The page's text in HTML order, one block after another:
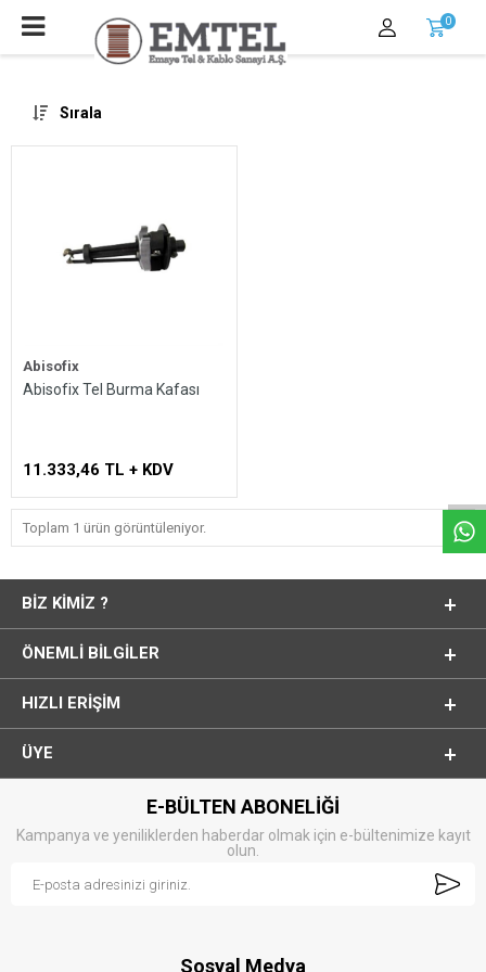
0
Sırala
Abisofix
Abisofix Tel Burma Kafası
11.333,46 TL + KDV
Toplam 1 ürün görüntüleniyor.
BIZ KIMIZ ?
ÖNEMLI BILGILER
HIZLI ERIŞIM
ÜYE
E-BÜLTEN ABONELİĞİ
Kampanya ve yeniliklerden haberdar olmak için e-bültenimize kayıt
olun.
Sosyal Medya